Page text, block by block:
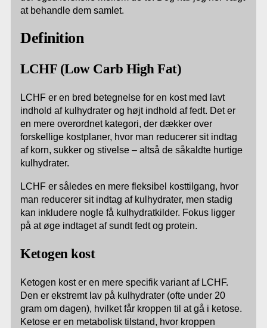
at behandle dem samlet.
Definition
LCHF (Low Carb High Fat)
LCHF er en bred betegnelse for en kost med lavt
indhold af kulhydrater og højt indhold af fedt. Det er
en mere overordnet kategori, der dækker over
forskellige kostplaner, hvor man reducerer sit indtag
af korn, sukker og stivelse – altså de såkaldte hurtige
kulhydrater.
LCHF er således en mere fleksibel kosttilgang, hvor
man reducerer sit indtag af kulhydrater, men stadig
kan inkludere nogle få kulhydratkilder. Fokus ligger
på at øge indtaget af sundt fedt og protein.
Ketogen kost
Ketogen kost er en mere specifik variant af LCHF.
Den er ekstremt lav på kulhydrater (ofte under 20
gram om dagen), hvilket får kroppen til at gå i ketose.
Ketose er en metabolisk tilstand, hvor kroppen